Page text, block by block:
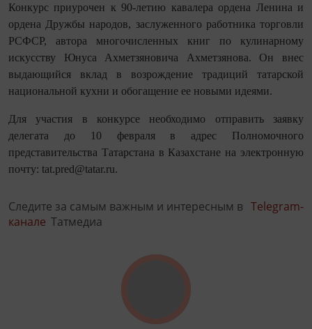
Конкурс приурочен к 90-летию кавалера ордена Ленина и
ордена Дружбы народов, заслуженного работника торговли
РСФСР, автора многочисленных книг по кулинарному
искусству Юнуса Ахметзяновича Ахметзянова. Он внес
выдающийся вклад в возрождение традиций татарской
национальной кухни и обогащение ее новыми идеями.
Для участия в конкурсе необходимо отправить заявку
делегата до 10 февраля в адрес Полномочного
представительства Татарстана в Казахстане на электронную
почту: tat.pred@tatar.ru.
Следите за самым важным и интересным в Telegram-
канале Татмедиа